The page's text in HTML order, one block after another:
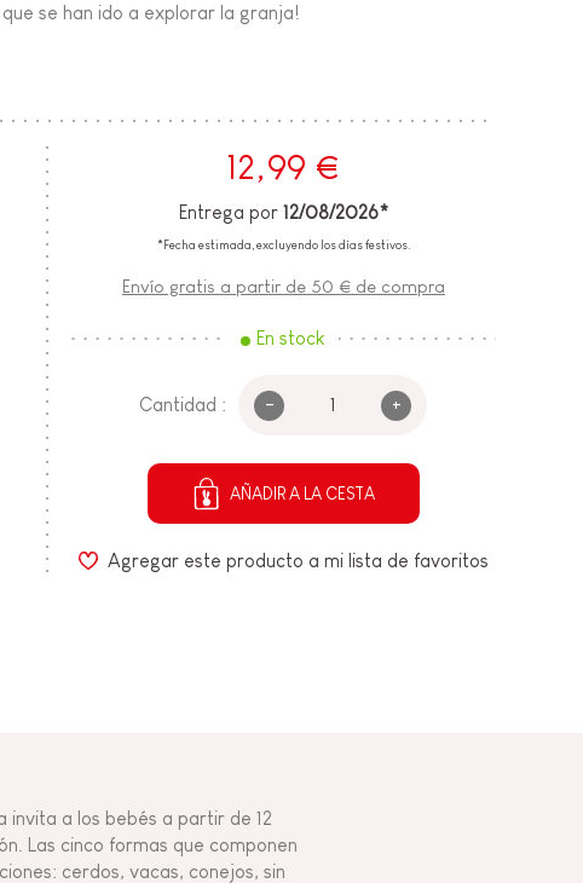
se han ido a explorar la granja!
12,99 €
Entrega por 12/08/2026*
*Fecha estimada, excluyendo los días festivos.
Envío gratis a partir de 50 € de compra
En stock
Cantidad : - +
AÑADIR A LA CESTA
Agregar este producto a mi lista de favoritos
invita a los bebés a partir de 12
Las cinco formas que componen
cerdos, vacas, conejos, sin